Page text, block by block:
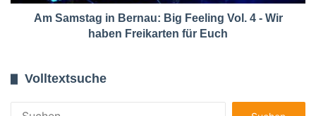
Am Samstag in Bernau: Big Feeling Vol. 4 - Wir
haben Freikarten für Euch
Volltextsuche